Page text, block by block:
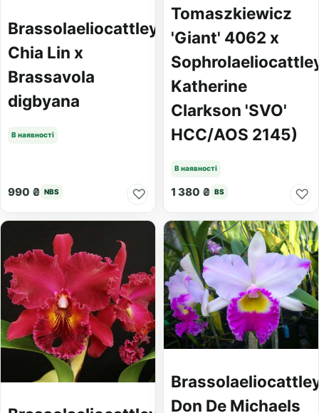
Brassolaeliocattleya
Chia Lin x
Brassavola
digbyana
В наявності
990 ₴ NBS ♡
Tomaszkiewicz
'Giant' 4062 x
Katherine
Clarkson 'SVO'
HCC/AOS 2145)
В наявності
1 380 ₴ BS ♡
Don De Michaels